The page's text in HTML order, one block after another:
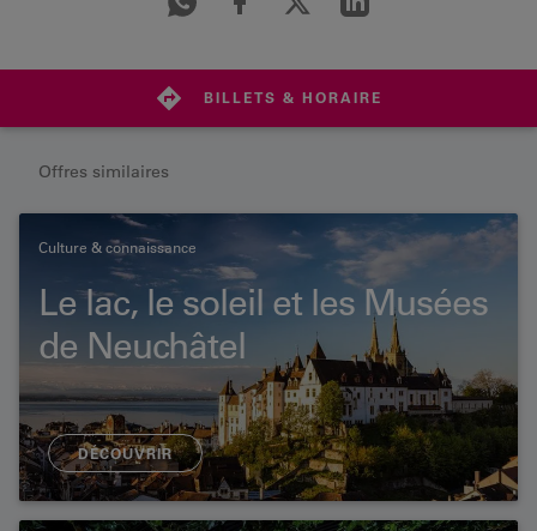
BILLETS & HORAIRE
Offres similaires
Culture & connaissance
Le lac, le soleil et les Musées
de Neuchâtel
DÉCOUVRIR